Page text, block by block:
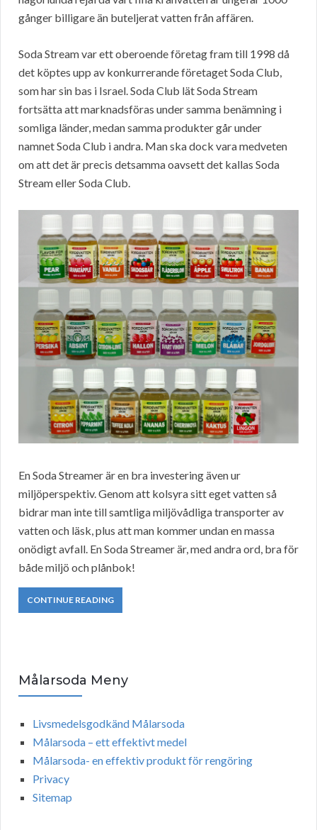
gånger billigare än buteljerat vatten från affären.
Soda Stream var ett oberoende företag fram till 1998 då
det köptes upp av konkurrerande företaget Soda Club,
som har sin bas i Israel. Soda Club lät Soda Stream
fortsätta att marknadsföras under samma benämning i
somliga länder, medan samma produkter går under
namnet Soda Club i andra. Man ska dock vara medveten
om att det är precis detsamma oavsett det kallas Soda
Stream eller Soda Club.
En Soda Streamer är en bra investering även ur
miljöperspektiv. Genom att kolsyra sitt eget vatten så
bidrar man inte till samtliga miljövådliga transporter av
vatten och läsk, plus att man kommer undan en massa
onödigt avfall. En Soda Streamer är, med andra ord, bra för
både miljö och plånbok!
CONTINUE READING
Målarsoda Meny
Livsmedelsgodkänd Målarsoda
Målarsoda – ett effektivt medel
Målarsoda- en effektiv produkt för rengöring
Privacy
Sitemap